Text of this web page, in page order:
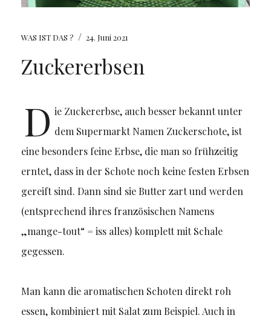
WAS IST DAS ? / 24. Juni 2021
Zuckererbsen
D ie Zuckererbse, auch besser bekannt unter
dem Supermarkt Namen Zuckerschote, ist
eine besonders feine Erbse, die man so frühzeitig
erntet, dass in der Schote noch keine festen Erbsen
gereift sind. Dann sind sie Butter zart und werden
(entsprechend ihres französischen Namens
„mange-tout“ = iss alles) komplett mit Schale
gegessen.
Man kann die aromatischen Schoten direkt roh
essen, kombiniert mit Salat zum Beispiel. Auch in